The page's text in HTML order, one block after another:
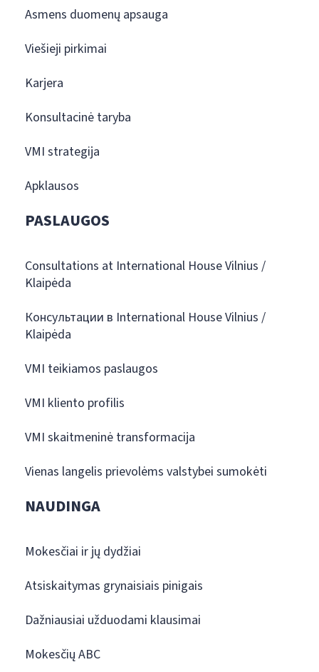
Asmens duomenų apsauga
Viešieji pirkimai
Karjera
Konsultacinė taryba
VMI strategija
Apklausos
PASLAUGOS
Consultations at International House Vilnius /
Klaipėda
Консультации в International House Vilnius /
Klaipėda
VMI teikiamos paslaugos
VMI kliento profilis
VMI skaitmeninė transformacija
Vienas langelis prievolėms valstybei sumokėti
NAUDINGA
Mokesčiai ir jų dydžiai
Atsiskaitymas grynaisiais pinigais
Dažniausiai užduodami klausimai
Mokesčių ABC